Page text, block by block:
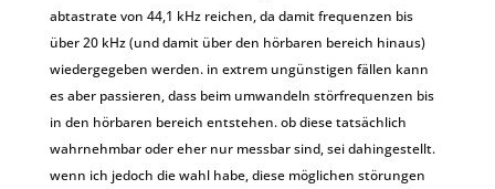
abtastrate von 44,1 kHz reichen, da damit frequenzen bis
über 20 kHz (und damit über den hörbaren bereich hinaus)
wiedergegeben werden. in extrem ungünstigen fällen kann
es aber passieren, dass beim umwandeln störfrequenzen bis
in den hörbaren bereich entstehen. ob diese tatsächlich
wahrnehmbar oder eher nur messbar sind, sei dahingestellt.
wenn ich jedoch die wahl habe, diese möglichen störungen